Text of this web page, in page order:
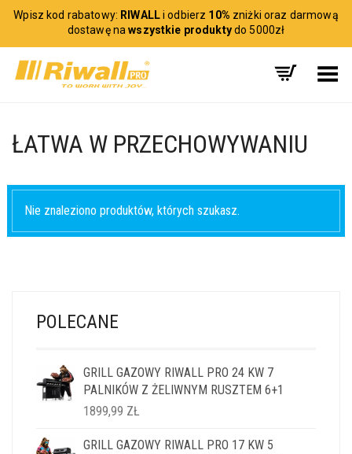
Wpisz kod rabatowy: RIWALLi odbierz 10% zniżki oraz darmową
dostawę nawszystkie produktydo 5000zł
Toggle Menu
ŁATWA W PRZECHOWYWANIU
Nie znaleziono produktów, których szukasz.
POLECANE
GRILL GAZOWY RIWALL PRO 24 KW 7
PALNIKÓW Z ŻELIWNYM RUSZTEM 6+1
1899,99 ZŁ
GRILL GAZOWY RIWALL PRO 17 KW 5